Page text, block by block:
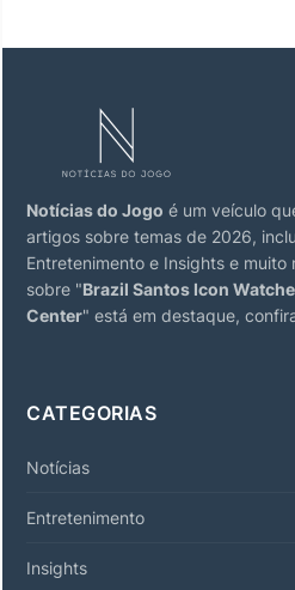
Notícias do Jogo é um veículo
artigos sobre temas de 2026,
Entretenimento e Insights e
sobre "Brazil Santos Icon
Center" está em destaque,
CATEGORIAS
Notícias
Entretenimento
Insights